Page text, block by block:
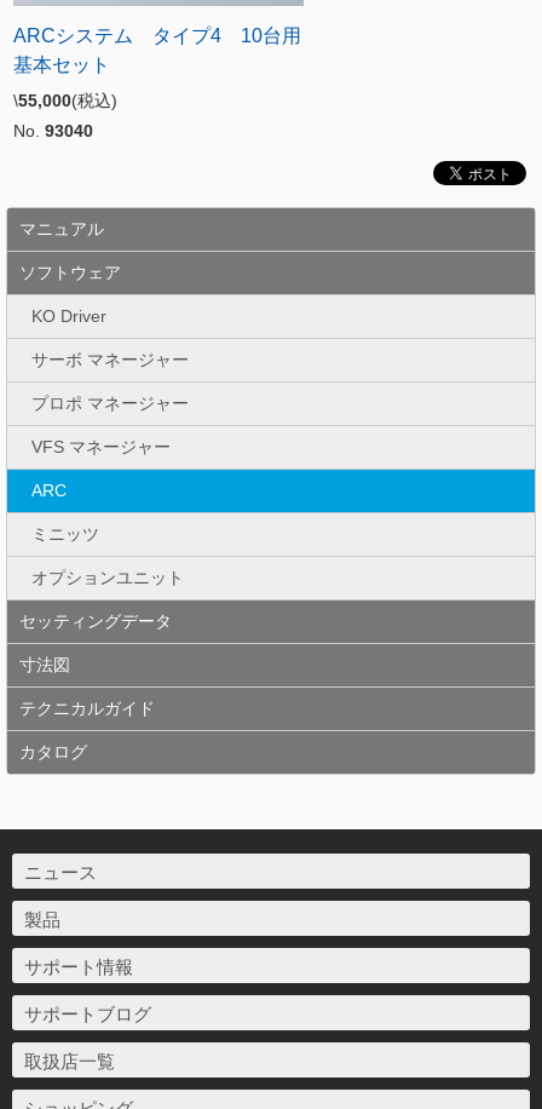
ARCシステム タイプ4 10台用
基本セット
\55,000(税込)
No. 93040
マニュアル
ソフトウェア
KO Driver
サーボ マネージャー
プロポ マネージャー
VFS マネージャー
ARC
ミニッツ
オプションユニット
セッティングデータ
寸法図
テクニカルガイド
カタログ
ニュース
製品
サポート情報
サポートブログ
取扱店一覧